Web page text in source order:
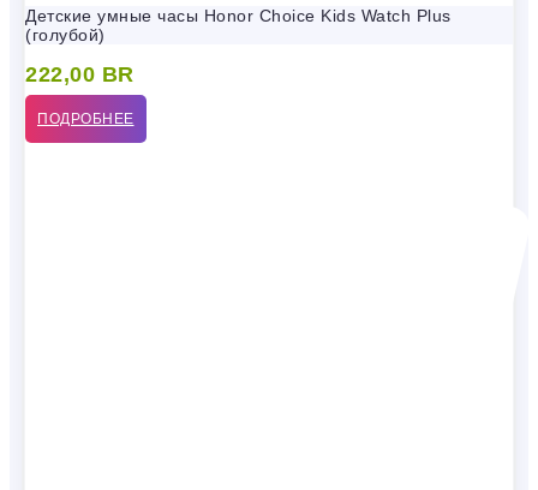
Детские умные часы Honor Choice Kids Watch Plus
(голубой)
222,00 BR
ПОДРОБНЕЕ